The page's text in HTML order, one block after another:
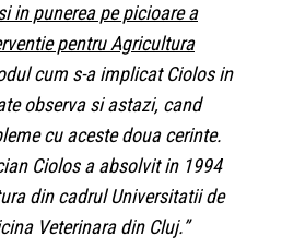
in punerea pe picioare a
pentru Agricultura
cum s-a implicat Ciolos in
observa si astazi, cand
cu aceste doua cerinte.
Ciolos a absolvit in 1994
din cadrul Universitatii de
Veterinara din Cluj.”